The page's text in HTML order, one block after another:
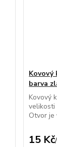
Kovový
barva
Kovový
velikosti
Otvor je
15 Kč/